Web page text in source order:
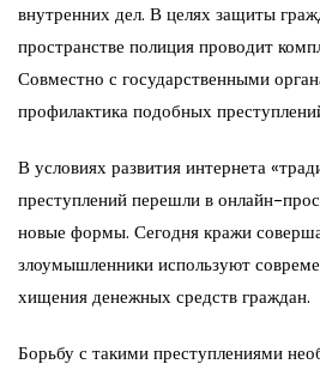
внутренних дел. В целях защиты
пространстве полиция проводит
Совместно с государственными
профилактика подобных
В условиях развития интернета
преступлений перешли в онлайн-
новые формы. Сегодня кражи
злоумышленники используют
хищения денежных средств граждан.
Борьбу с такими преступлениями